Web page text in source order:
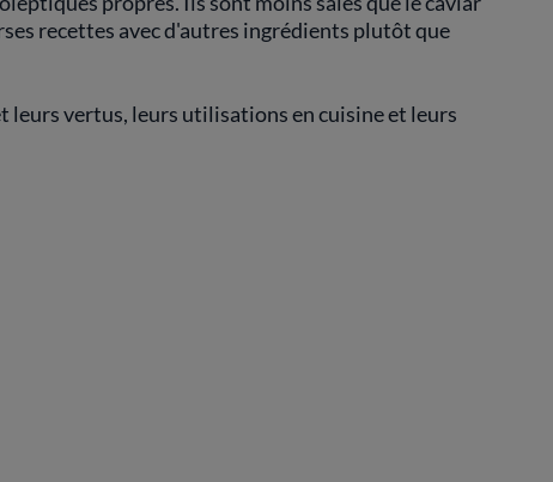
recettes avec d'autres ingrédients plutôt que
leurs vertus, leurs utilisations en cuisine et leurs